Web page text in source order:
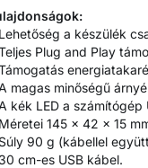
a készülék
Plug and Play
magas minőségű
kék LED a
145 x 42 x 15
90 g (kábellel
cm-es USB kábel.